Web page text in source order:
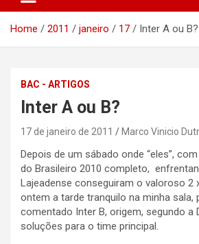
Home 2011 janeiro 17 Inter A ou B?
BAC - ARTIGOS
Inter A ou B?
17 de janeiro de 2011 Marco Vinicio
Depois de um sábado onde “eles”,
do Brasileiro 2010 completo,
Lajeadense conseguiram o valoroso 2
ontem a tarde tranquilo na minha sala,
comentado Inter B, origem, segundo a
soluções para o time principal.